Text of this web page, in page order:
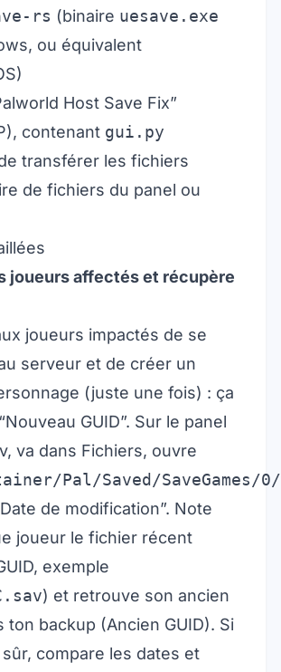
rs (binaire uesave.exe
ou équivalent
Host Save Fix”
contenant gui.py
transférer les fichiers
de fichiers du panel ou
joueurs affectés et récupère
joueurs impactés de se
serveur et de créer un
(juste une fois) : ça
GUID”. Sur le panel
va dans Fichiers, ouvre
Pal/Saved/SaveGames/
de modification”. Note
joueur le fichier récent
exemple
) et retrouve son ancien
ton backup (Ancien GUID). Si
sûr, compare les dates et